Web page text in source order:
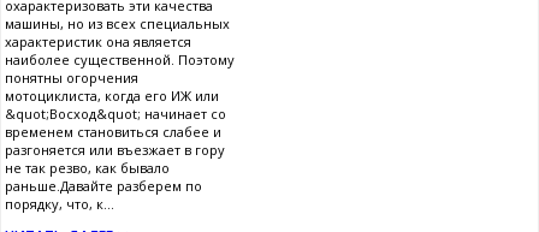
охарактеризовать эти качества
машины, но из всех специальных
характеристик она является
наиболее существенной. Поэтому
понятны огорчения
мотоциклиста, когда его ИЖ или
&quot;Восход&quot; начинает со
временем становиться слабее и
разгоняется или въезжает в гору
не так резво, как бывало
раньше.Давайте разберем по
порядку, что, к...